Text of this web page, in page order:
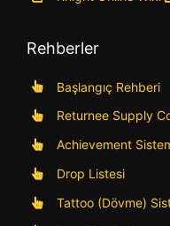
Rehberler
Başlangıç Rehberi
Returnee Supply
Achievement
Drop Listesi
Tattoo (Dövme)